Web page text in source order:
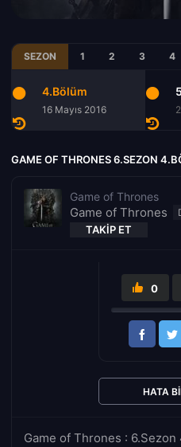
SEZON 1 2 3 4
4.Bölüm
16 Mayıs 2016
GAME OF THRONES 6.SEZON
Game of Thrones
Game of Thrones
TAKIP ET
Game of Thrones : 6.Sezon
0
HATA